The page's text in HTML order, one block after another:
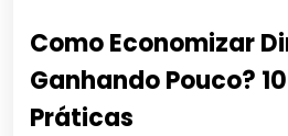
Como Economizar
Ganhando Pouco?
Práticas